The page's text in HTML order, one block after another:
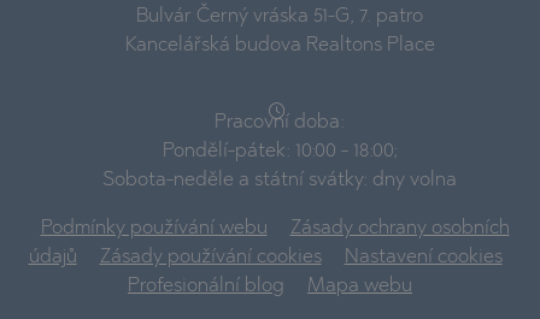
Bulvár Černý vráska 51-G, 7. patro
Kancelářská budova Realtons Place
Pracovní doba:
Pondělí-pátek: 10:00 - 18:00;
Sobota-neděle a státní svátky: dny volna
Podmínky používání webu
Zásady ochrany osobních
údajů
Zásady používání cookies
Nastavení cookies
Profesionální blog
Mapa webu